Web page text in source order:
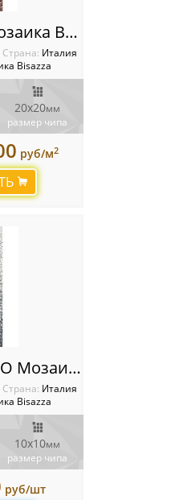
Calicanto Мозаика Bisazza Shading bends 20
Cтрана: Италия
Bisazza
20x20мм
размер чипа
руб/м2
CAPRIFOGLIO Мозаика Bisazza SHADING BLENDS 10
Cтрана: Италия
Bisazza
10x10мм
размер чипа
руб/шт